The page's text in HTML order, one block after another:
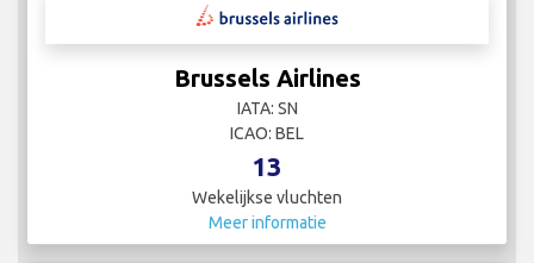
Brussels Airlines
IATA: SN
ICAO: BEL
13
Wekelijkse vluchten
Meer informatie